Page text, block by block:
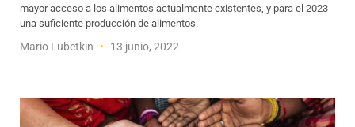
mayor acceso a los alimentos actualmente existentes, y para el 2023
una suficiente producción de alimentos.
Mario Lubetkin 13 junio, 2022